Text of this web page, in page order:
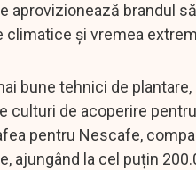
aprovizionează brandul
și vremea
bune tehnici de
de acoperire
pentru Nescafe,
ajungând la cel puțin